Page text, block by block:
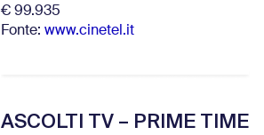
€ 99.935
Fonte: www.cinetel.it
ASCOLTI TV – PRIME TIME